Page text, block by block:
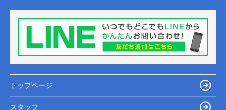
トップページ
スタッフ